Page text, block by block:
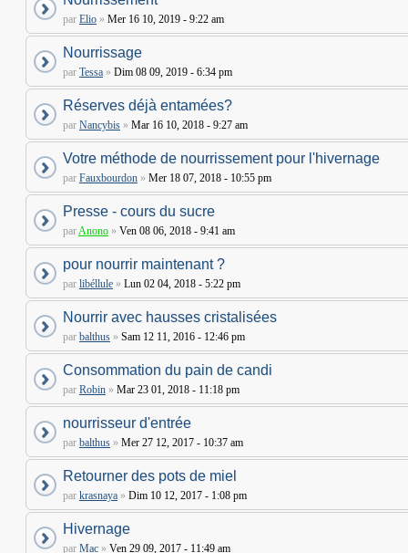
par Elio » Mer 16 10, 2019 - 9:22 am
Nourrissage
par Tessa » Dim 08 09, 2019 - 6:34 pm
Réserves déjà entamées?
par Nancybis » Mar 16 10, 2018 - 9:27 am
Votre méthode de nourrissement pour l'hivernage
par Fauxbourdon » Mer 18 07, 2018 - 10:55 pm
Presse - cours du sucre
parAnono » Ven 08 06, 2018 - 9:41 am
pour nourrir maintenant ?
par libéllule » Lun 02 04, 2018 - 5:22 pm
Nourrir avec hausses cristalisées
par balthus » Sam 12 11, 2016 - 12:46 pm
Consommation du pain de candi
par Robin » Mar 23 01, 2018 - 11:18 pm
nourrisseur d'entrée
par balthus » Mer 27 12, 2017 - 10:37 am
Retourner des pots de miel
par krasnaya » Dim 10 12, 2017 - 1:08 pm
Hivernage
par Mac » Ven 29 09, 2017 - 11:49 am